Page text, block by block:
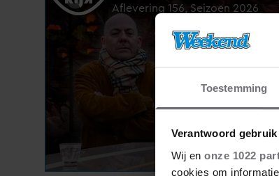
Toestemming
Verantwoord
Wij en onze 1022
cookies om